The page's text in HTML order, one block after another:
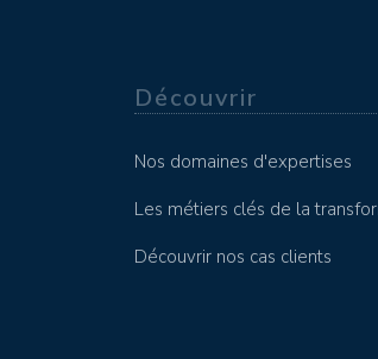
Découvrir
Nos domaines d'expertises
Les métiers clés de la
Découvrir nos cas clients